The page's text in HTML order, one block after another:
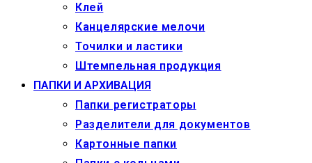
Клей
Канцелярские мелочи
Точилки и ластики
Штемпельная продукция
ПАПКИ И АРХИВАЦИЯ
Папки регистраторы
Разделители для документов
Картонные папки